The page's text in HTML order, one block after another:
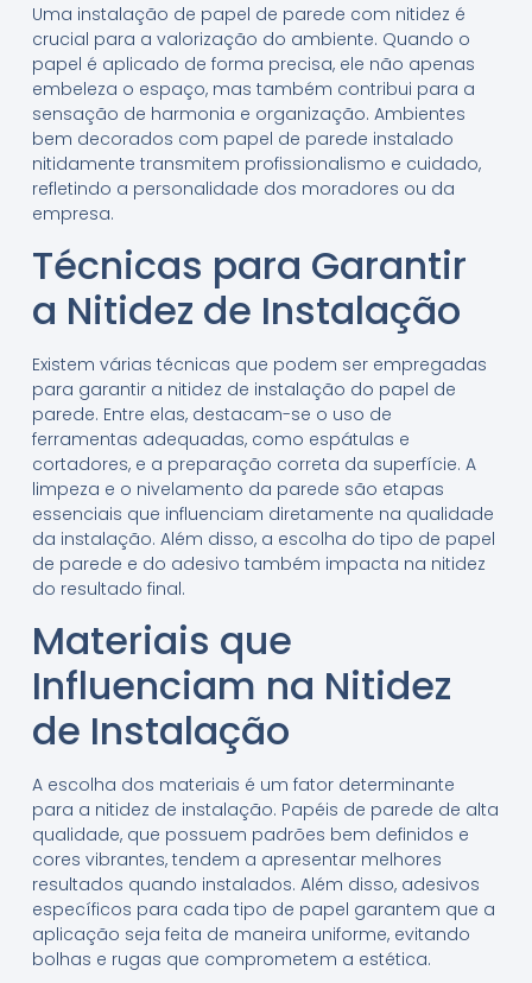
Uma instalação de papel de parede com nitidez é
crucial para a valorização do ambiente. Quando o
papel é aplicado de forma precisa, ele não apenas
embeleza o espaço, mas também contribui para a
sensação de harmonia e organização. Ambientes
bem decorados com papel de parede instalado
nitidamente transmitem profissionalismo e cuidado,
refletindo a personalidade dos moradores ou da
empresa.
Técnicas para Garantir
a Nitidez de Instalação
Existem várias técnicas que podem ser empregadas
para garantir a nitidez de instalação do papel de
parede. Entre elas, destacam-se o uso de
ferramentas adequadas, como espátulas e
cortadores, e a preparação correta da superfície. A
limpeza e o nivelamento da parede são etapas
essenciais que influenciam diretamente na qualidade
da instalação. Além disso, a escolha do tipo de papel
de parede e do adesivo também impacta na nitidez
do resultado final.
Materiais que
Influenciam na Nitidez
de Instalação
A escolha dos materiais é um fator determinante
para a nitidez de instalação. Papéis de parede de alta
qualidade, que possuem padrões bem definidos e
cores vibrantes, tendem a apresentar melhores
resultados quando instalados. Além disso, adesivos
específicos para cada tipo de papel garantem que a
aplicação seja feita de maneira uniforme, evitando
bolhas e rugas que comprometem a estética.